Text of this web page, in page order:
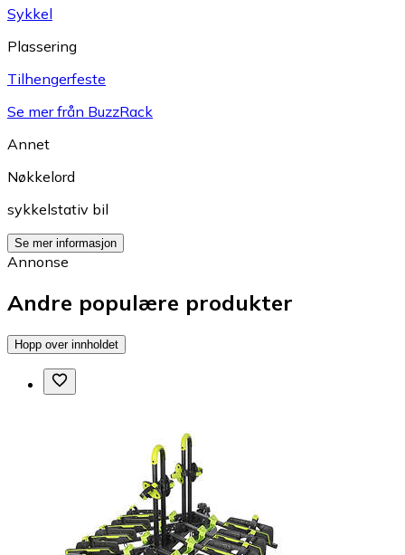
Sykkel
Plassering
Tilhengerfeste
Se mer från BuzzRack
Annet
Nøkkelord
sykkelstativ bil
Se mer informasjon
Annonse
Andre populære produkter
Hopp over innholdet